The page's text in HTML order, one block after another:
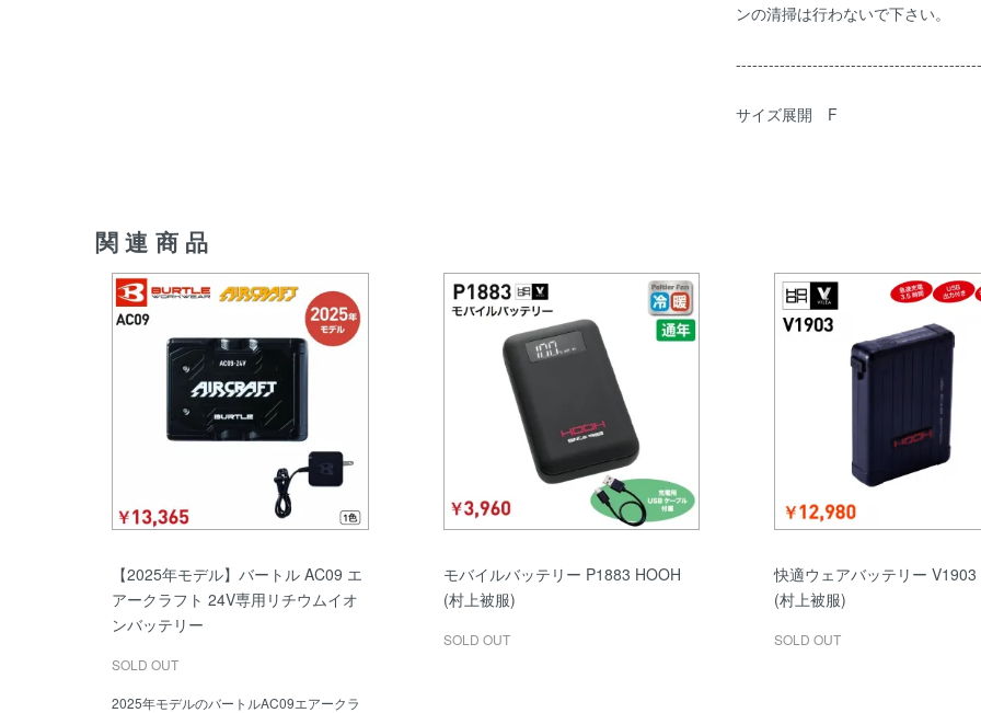
ンの清掃は行わないで下さい。
サイズ展開 F
関連商品
【2025年モデル】バートル AC09 エ
アークラフト 24V専用リチウムイオ
ンバッテリー
SOLD OUT
2025年モデルのバートルAC09エアークラ
モバイルバッテリー P1883 HOOH
(村上被服)
SOLD OUT
快適ウェアバッテリー
(村上被服)
SOLD OUT